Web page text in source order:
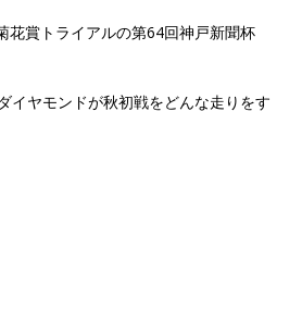
花賞トライアルの第64回神戸新聞杯
イヤモンドが秋初戦をどんな走りをす